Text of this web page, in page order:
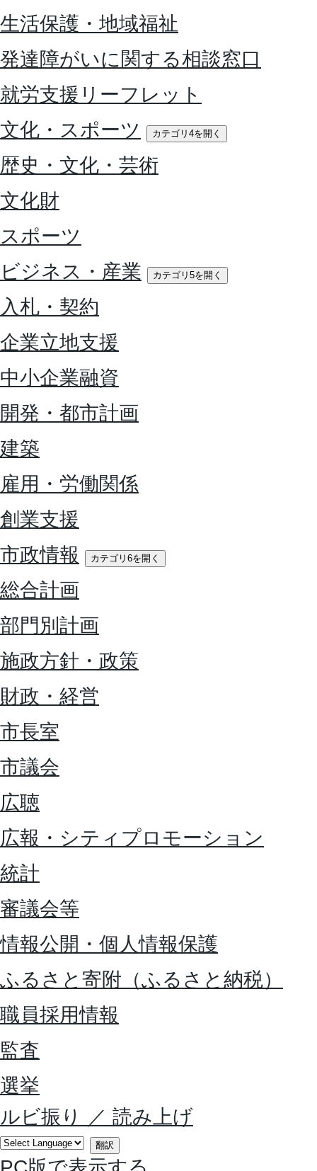
生活保護・地域福祉
発達障がいに関する相談窓口
就労支援リーフレット
文化・スポーツ
カテゴリ4を開く
歴史・文化・芸術
文化財
スポーツ
ビジネス・産業
カテゴリ5を開く
入札・契約
企業立地支援
中小企業融資
開発・都市計画
建築
雇用・労働関係
創業支援
市政情報
カテゴリ6を開く
総合計画
部門別計画
施政方針・政策
財政・経営
市長室
市議会
広聴
広報・シティプロモーション
統計
審議会等
情報公開・個人情報保護
ふるさと寄附（ふるさと納税）
職員採用情報
監査
選挙
ルビ振り
／ 読み上げ
翻訳